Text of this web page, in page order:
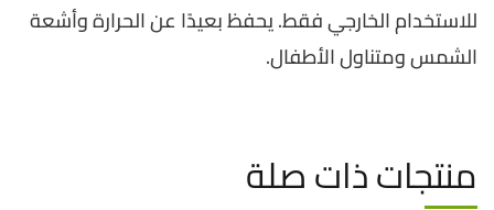
للاستخدام الخارجي فقط. يحفظ بعيدًا عن الحرارة وأشعة
الشمس ومتناول الأطفال.
منتجات ذات صلة